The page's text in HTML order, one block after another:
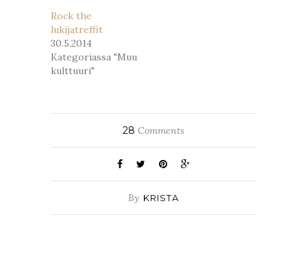
Rock the
lukijatreffit
30.5.2014
Kategoriassa "Muu
kulttuuri"
28 Comments
By KRISTA